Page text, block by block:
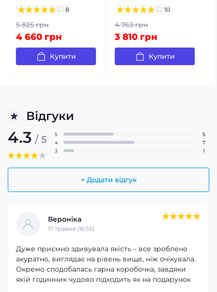
8
5 825 грн
4 660 грн
Купити
10
4 763 грн
3 810 грн
Купити
Відгуки
4.3 / 5
+ Додати відгук
5
5
4
7
3
1
Вероніка
17 травня (16:55)
Дуже приємно здивувала якість – все зроблено
акуратно, виглядає на рівень вище, ніж очікувала.
Окремо сподобалась гарна коробочка, завдяки
якій годинник чудово підходить як на подарунок